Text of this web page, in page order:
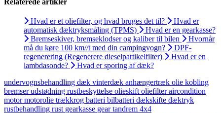
Hvad er et oliefilter, og hvad bruges det til?
Hvad er
automatisk dæktryksmåling (TPMS)
Hvad er en gearkasse?
Bremseskiver, bremseklodser og kaliber til bilen
Hvornår
må du køre 100 km//t med din campingvogn?
DPF-
regenerering (Regenerere dieselpartikelfilter)
Hvad er en
lambdasonde?
Hvad er sporing af dæk?
undervognsbehandling dæk vinterdæk anhængertræk olie kobling
bremserudstødning rustbeskyttelse olieskift oliefilteraircondition
motormotorolie trækkrog batteri bilbatteri dækskifte dæktryk
rustbehandling rust gearkasse geartandrem 4x4